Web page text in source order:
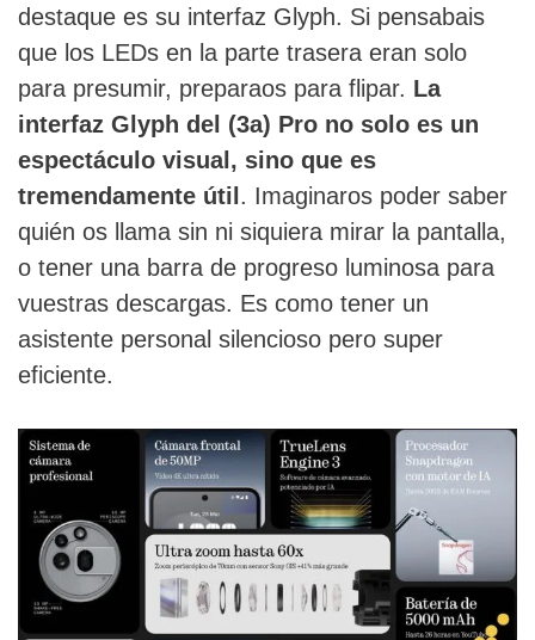
destaque es su interfaz Glyph. Si pensabais
que los LEDs en la parte trasera eran solo
para presumir, preparaos para flipar. La
interfaz Glyph del (3a) Pro no solo es un
espectáculo visual, sino que es
tremendamente útil . Imaginaros poder saber
quién os llama sin ni siquiera mirar la pantalla,
o tener una barra de progreso luminosa para
vuestras descargas. Es como tener un
asistente personal silencioso pero super
eficiente.